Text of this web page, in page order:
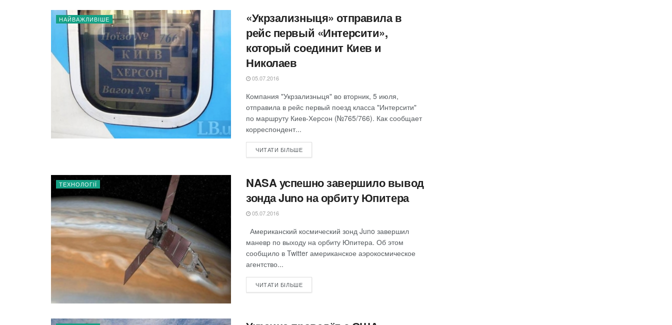
НАЙВАЖЛИВІШЕ
«Укрзализныця» отправила в
рейс первый «Интерсити»,
который соединит Киев и
Николаев
05.07.2016
Компания "Укрзализныця" во вторник, 5 июля,
отправила в рейс первый поезд класса "Интерсити"
по маршруту Киев-Херсон (№765/766). Как сообщает
корреспондент...
ЧИТАТИ БІЛЬШЕ
ТЕХНОЛОГІЇ
NASA успешно завершило вывод
зонда Juno на орбиту Юпитера
05.07.2016
Американский космический зонд Juno завершил
маневр по выходу на орбиту Юпитера. Об этом
сообщило в Twitter американское аэрокосмическое
агентство...
ЧИТАТИ БІЛЬШЕ